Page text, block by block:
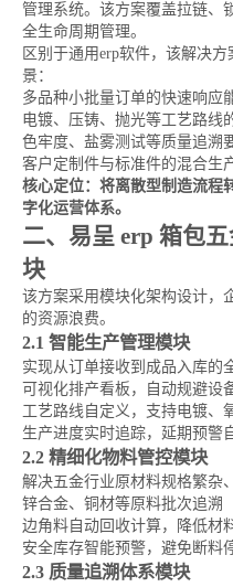
管理系统。该方案覆盖拉链、
全生命周期管理。
区别于通用erp软件，该解决
景：
多品种小批量订单的快速响应
电镀、压铸、抛光等工艺路线
色牢度、盐雾测试等质量追溯
客户定制件与标准件的混合生
核心定位：将离散型制造流程
字化运营体系。
二、易呈 erp 箱包
块
该方案采用模块化架构设计，
的资源浪费。
2.1 智能生产管理模块
实现从订单接收到成品入库的
可视化排产看板，自动规避设
工艺路线自定义，支持电镀、
生产进度实时追踪，延期预警
2.2 精细化物料管控模块
解决五金行业原材料规格繁杂
锌合金、铜材等原料批次追溯
边角料自动回收计算，降低材
安全库存智能预警，避免断料
2.3 质量追溯体系模块